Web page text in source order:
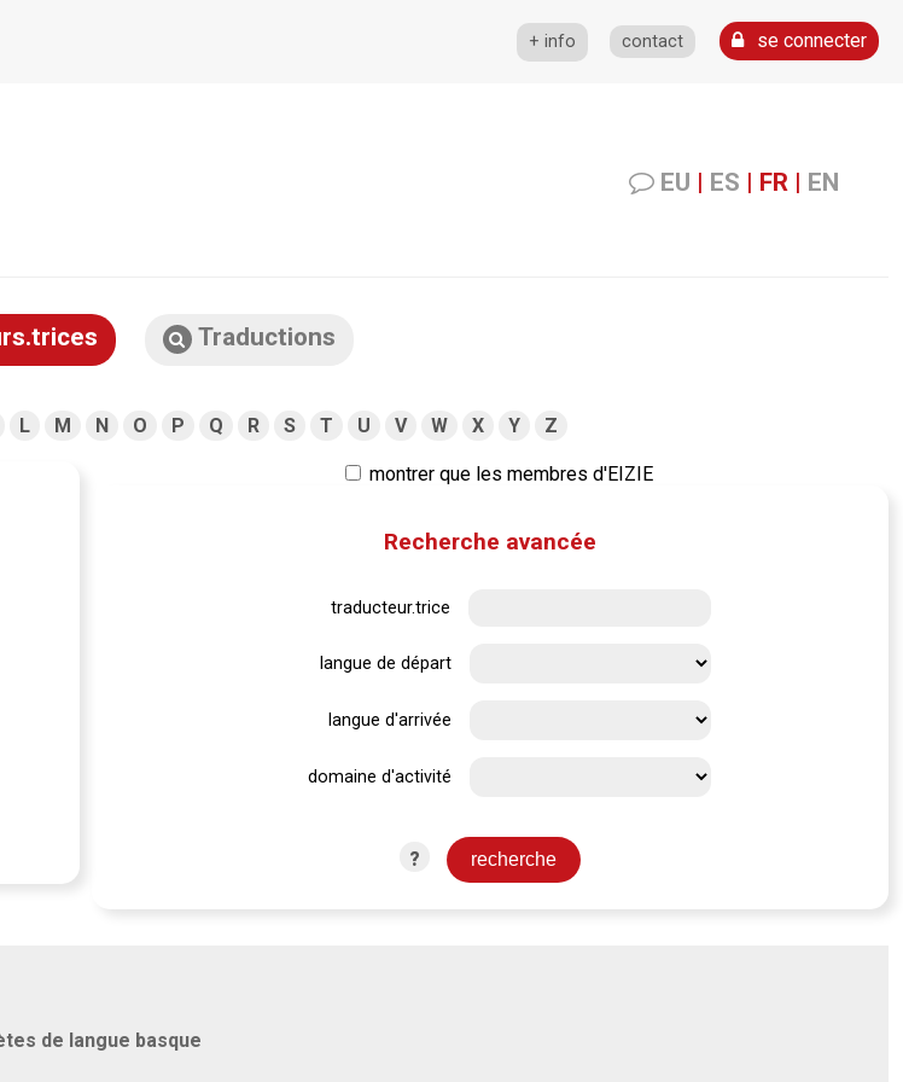
+ info contact se connecter
EU | ES | FR| EN
Traductions
L M N O P Q R S T U V W X Y Z
montrer que les membres d'EIZIE
Recherche avancée
traducteur.trice
langue de départ
langue d'arrivée
domaine d'activité
?
de langue basque